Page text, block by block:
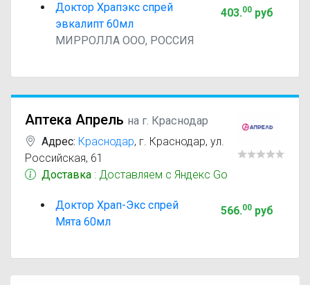
Доктор Храпэкс спрей
эвкалипт 60мл
МИРРОЛЛА ООО, РОССИЯ
403.00руб
Аптека Апрель на г. Краснодар
Адрес: Краснодар, г. Краснодар, ул.
Российская, 61
Доставка : Доставляем с Яндекс Go
Доктор Храп-Экс спрей
Мята 60мл
566.00руб